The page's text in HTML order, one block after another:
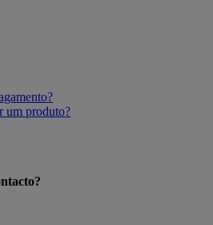
um produto?